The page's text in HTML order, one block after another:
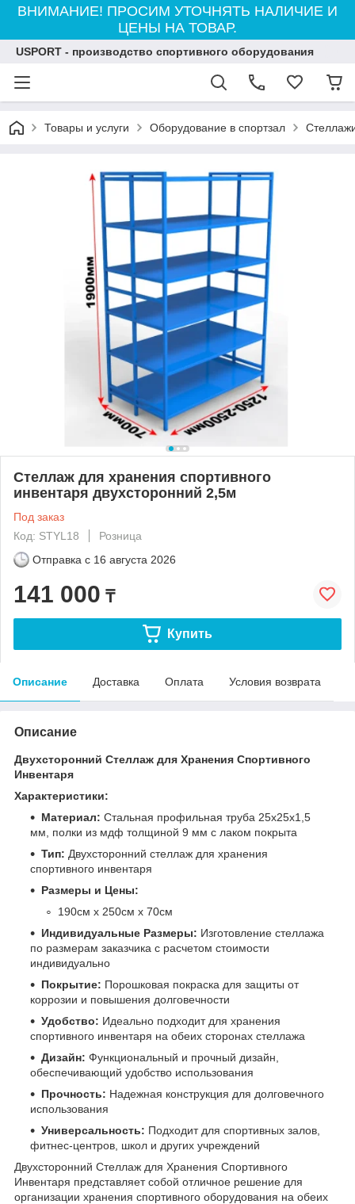
ВНИМАНИЕ! ПРОСИМ УТОЧНЯТЬ НАЛИЧИЕ И
ЦЕНЫ НА ТОВАР.
USPORT - производство спортивного оборудования
Товары и услуги Оборудование в спортзал
Стеллаж для хранения спортивного
инвентаря двухсторонний 2,5м
Под заказ
Код: STYL18
Розница
Отправка с 16 августа 2026
141 000 ₸
Купить
Описание Доставка Оплата Условия возврата
Описание
Двухсторонний Стеллаж для Хранения Спортивного
Инвентаря
Характеристики:
Материал: Стальная профильная труба 25х25х1,5
мм, полки из мдф толщиной 9 мм с лаком покрыта
Тип: Двухсторонний стеллаж для хранения
спортивного инвентаря
Размеры и Цены:
190см х 250см х 70см
Индивидуальные Размеры: Изготовление стеллажа
по размерам заказчика с расчетом стоимости
индивидуально
Покрытие: Порошковая покраска для защиты от
коррозии и повышения долговечности
Удобство: Идеально подходит для хранения
спортивного инвентаря на обеих сторонах стеллажа
Дизайн: Функциональный и прочный дизайн,
обеспечивающий удобство использования
Прочность: Надежная конструкция для долговечного
использования
Универсальность: Подходит для спортивных залов,
фитнес-центров, школ и других учреждений
Двухсторонний Стеллаж для Хранения Спортивного
Инвентаря представляет собой отличное решение для
организации хранения спортивного оборудования на обеих